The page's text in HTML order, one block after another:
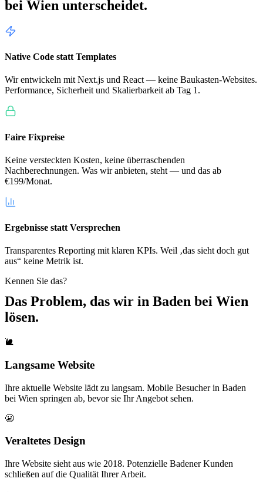
bei Wien unterscheidet.
Native Code statt Templates
Wir entwickeln mit Next.js und React — keine Baukasten-Websites.
Performance, Sicherheit und Skalierbarkeit ab Tag 1.
Faire Fixpreise
Keine versteckten Kosten, keine überraschenden
Nachberechnungen. Was wir anbieten, steht — und das ab
€199/Monat.
Ergebnisse statt Versprechen
Transparentes Reporting mit klaren KPIs. Weil ‚das sieht doch gut
aus“ keine Metrik ist.
Kennen Sie das?
Das Problem, das wir in Baden bei Wien
lösen.
🐌
Langsame Website
Ihre aktuelle Website lädt zu langsam. Mobile Besucher in Baden
bei Wien springen ab, bevor sie Ihr Angebot sehen.
😬
Veraltetes Design
Ihre Website sieht aus wie 2018. Potenzielle Badener Kunden
schließen auf die Qualität Ihrer Arbeit.